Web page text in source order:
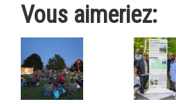
Vous aimeriez: